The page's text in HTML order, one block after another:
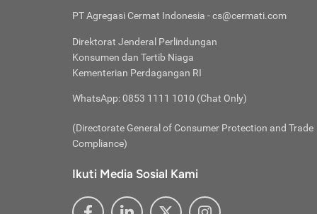
PT Agregasi Cermat Indonesia - cs@cermati.com
Direktorat Jenderal Perlindungan
Konsumen dan Tertib Niaga
Kementerian Perdagangan RI
WhatsApp: 0853 1111 1010 (Chat Only)
(Directorate General of Consumer Protection and Trade
Compliance)
Ikuti Media Sosial Kami